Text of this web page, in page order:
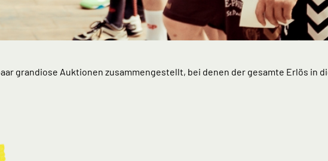
grandiose Auktionen zusammengestellt, bei denen der gesamte Erlös in